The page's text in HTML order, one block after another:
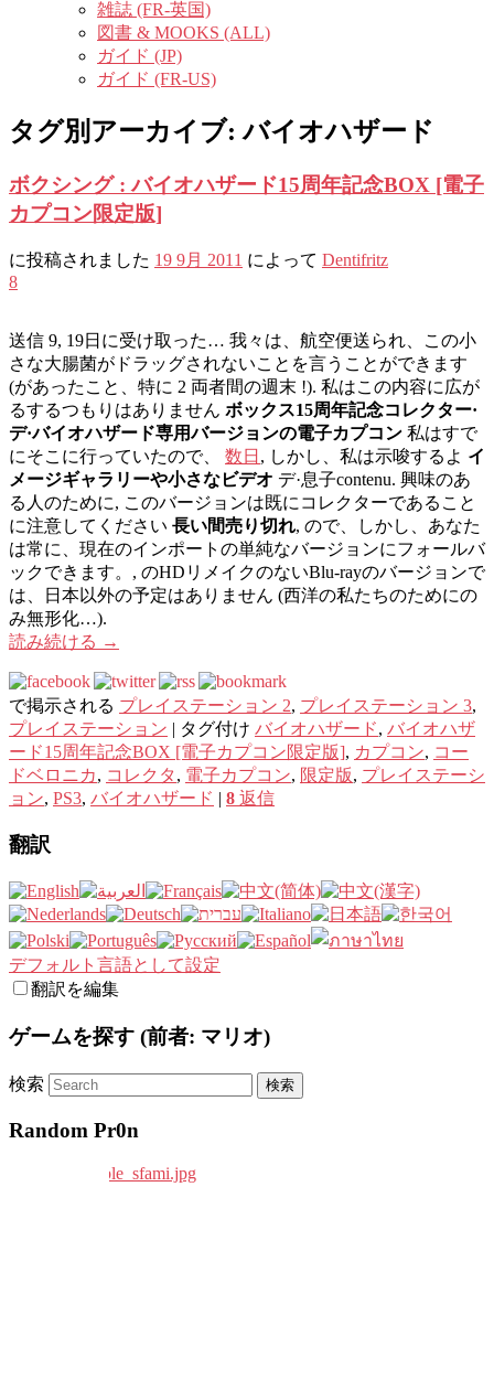
雑誌 (FR-英国)
図書 & MOOKS (ALL)
ガイド (JP)
ガイド (FR-US)
タグ別アーカイブ:バイオハザード
ボクシング : バイオハザード15周年記念BOX [電子
カプコン限定版]
に投稿されました 19 9月 2011 によって Dentifritz
8
送信 9, 19日に受け取った… 我々は、航空便送られ、この小
さな大腸菌がドラッグされないことを言うことができます
(があったこと、特に 2 両者間の週末 !). 私はこの内容に広が
るするつもりはありません ボックス15周年記念コレクター·
デ·バイオハザード専用バージョンの電子カプコン 私はすで
にそこに行っていたので、 数日 , しかし、私は示唆するよ イ
メージギャラリーや小さなビデオ デ·息子contenu. 興味のあ
る人のために, このバージョンは既にコレクターであること
に注意してください 長い間売り切れ, ので、しかし、あなた
は常に、現在のインポートの単純なバージョンにフォールバ
ックできます。, のHDリメイクのないBlu-rayのバージョンで
は、日本以外の予定はありません (西洋の私たちのためにの
み無形化…).
読み続ける →
で掲示される プレイステーション 2, プレイステーション 3,
プレイステーション | タグ付け バイオハザード, バイオハザ
ード15周年記念BOX [電子カプコン限定版], カプコン, コー​​
ドベロニカ, コレクタ , 電子カプコン, 限定版, プレイステーシ
ョン, PS3, バイオハザード | 8 返信
翻訳
デフォルト言語として設定
翻訳を編集
ゲームを探す (前者: マリオ)
検索
Random Pr0n